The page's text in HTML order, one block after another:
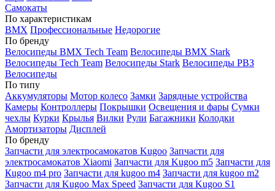
Самокаты
По характеристикам
BMX Профессиональные Недорогие
По бренду
Велосипеды BMX Tech Team Велосипеды BMX Stark
Велосипеды Tech Team Велосипеды Stark Велосипеды РВЗ
Велосипеды
По типу
Аккумуляторы Мотор колесо Замки Зарядные устройства
Камеры Контроллеры Покрышки Освещения и фары Сумки
чехлы Курки Крылья Вилки Рули Багажники Колодки
Амортизаторы Дисплей
По бренду
Запчасти для электросамокатов Kugoo Запчасти для
электросамокатов Xiaomi Запчасти для Kugoo m5 Запчасти для
Кugoo m4 pro Запчасти для kugoo m4 Запчасти для kugoo m2
Запчасти для Kugoo Max Speed Запчасти для Kugoo S1